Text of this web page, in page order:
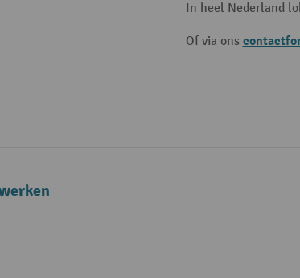
In heel Nederland
Of via ons